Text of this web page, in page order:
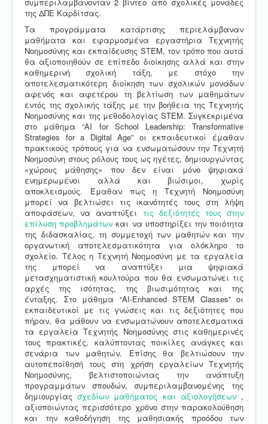
της ΔΠΕ Καρδίτσας.
Τα προγράμματα κατάρτισης περιελάμβαναν
μαθήματα και εφαρμοσμένα εργαστήρια Τεχνητής
Νοημοσύνης και εκπαίδευσης SΤΕΜ, τον τρόπο που αυτά
θα αξιοποιηθούν σε επίπεδο διοίκησης αλλά και στην
καθημερινή σχολική τάξη, με στόχο την
αποτελεσματικότερη διοίκηση των σχολικών μονάδων
αφενός και αφετέρου τη βελτίωση των μαθημάτων
εντός της σχολικής τάξης με την βοήθεια της Τεχνητής
Νοημοσύνης και της μεθοδολογίας STEM. Συγκεκριμένα
στο μάθημα “AI for School Leadership: Transformative
Strategies for a Digital Age” οι εκπαιδευτικοί έμαθαν
πρακτικούς τρόπους για να ενσωματώσουν την Τεχνητή
Νοημοσύνη στους ρόλους τους ως ηγέτες, δημιουργώντας
«χώρους μάθησης» που δεν είναι μόνο ψηφιακά
ενημερωμένοι αλλά και βιώσιμοι, χωρίς
αποκλεισμούς. Έμαθαν πως η Τεχνητή Νοημοσύνη
μπορεί να βελτιώσει τις ικανότητές τους στη λήψη
αποφάσεων, να αναπτύξει τις δεξιότητές τους στην
επίλυση προβλημάτων και να υποστηρίξει την ποιότητα
της διδασκαλίας, τη συμμετοχή των μαθητών και την
οργανωτική αποτελεσματικότητα για ολόκληρο το
σχολείο. Τέλος η Τεχνητή Νοημοσύνη με τα εργαλεία
της μπορεί να αναπτύξει μια ψηφιακά
μετασχηματιστική κουλτούρα που θα ενσωματώνει τις
αρχές της ισότητας, της βιωσιμότητας και της
ένταξης. Στο μάθημα “AI-Enhanced STEM Classes” οι
εκπαιδευτικοί με τις γνώσεις και τις δεξιότητες που
πήραν, θα μάθουν να ενσωματώνουν αποτελεσματικά
τα εργαλεία Τεχνητής Νοημοσύνης στις καθημερινές
τους πρακτικές, καλύπτοντας ποικίλες ανάγκες και
σενάρια των μαθητών. Επίσης θα βελτιώσουν την
αυτοπεποίθησή τους στη χρήση εργαλείων Τεχνητής
Νοημοσύνης, βελτιστοποιώντας την ανάπτυξη
προγραμμάτων σπουδών, συμπεριλαμβανομένης της
δημιουργίας σχεδίων μαθήματος και αξιολογήσεων,
αξιοποιώντας περισσότερο χρόνο στην παρακολούθηση
και την καθοδήγηση της μαθησιακής προόδου των